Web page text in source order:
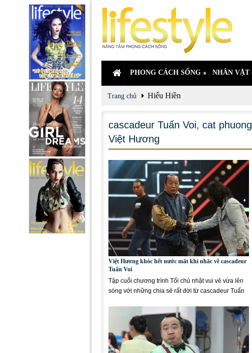
PHONG CÁCH SỐNG NHÂN VẬT
Trang chủ Hiếu Hiền
cascadeur Tuấn Voi, cat phuong
Việt Hương
Việt Hương khóc hết nước mắt khi nhắc về cascadeur
Tuấn Voi
Tập cuối chương trình Tối chủ nhật vui vẻ vừa lên
sóng với những chia sẻ rất đời từ cascadeur Tuấn